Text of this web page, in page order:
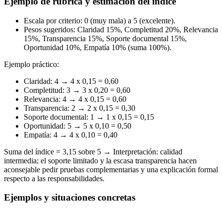
Escala por criterio: 0 (muy mala) a 5 (excelente).
Pesos sugeridos: Claridad 15%, Completitud 20%, Relevancia
15%, Transparencia 15%, Soporte documental 15%,
Oportunidad 10%, Empatía 10% (suma 100%).
Ejemplo práctico:
Claridad: 4 → 4 x 0,15 = 0,60
Completitud: 3 → 3 x 0,20 = 0,60
Relevancia: 4 → 4 x 0,15 = 0,60
Transparencia: 2 → 2 x 0,15 = 0,30
Soporte documental: 1 → 1 x 0,15 = 0,15
Oportunidad: 5 → 5 x 0,10 = 0,50
Empatía: 4 → 4 x 0,10 = 0,40
Suma del índice = 3,15 sobre 5 → Interpretación: calidad
intermedia; el soporte limitado y la escasa transparencia hacen
aconsejable pedir pruebas complementarias y una explicación formal
respecto a las responsabilidades.
Ejemplos y situaciones concretas